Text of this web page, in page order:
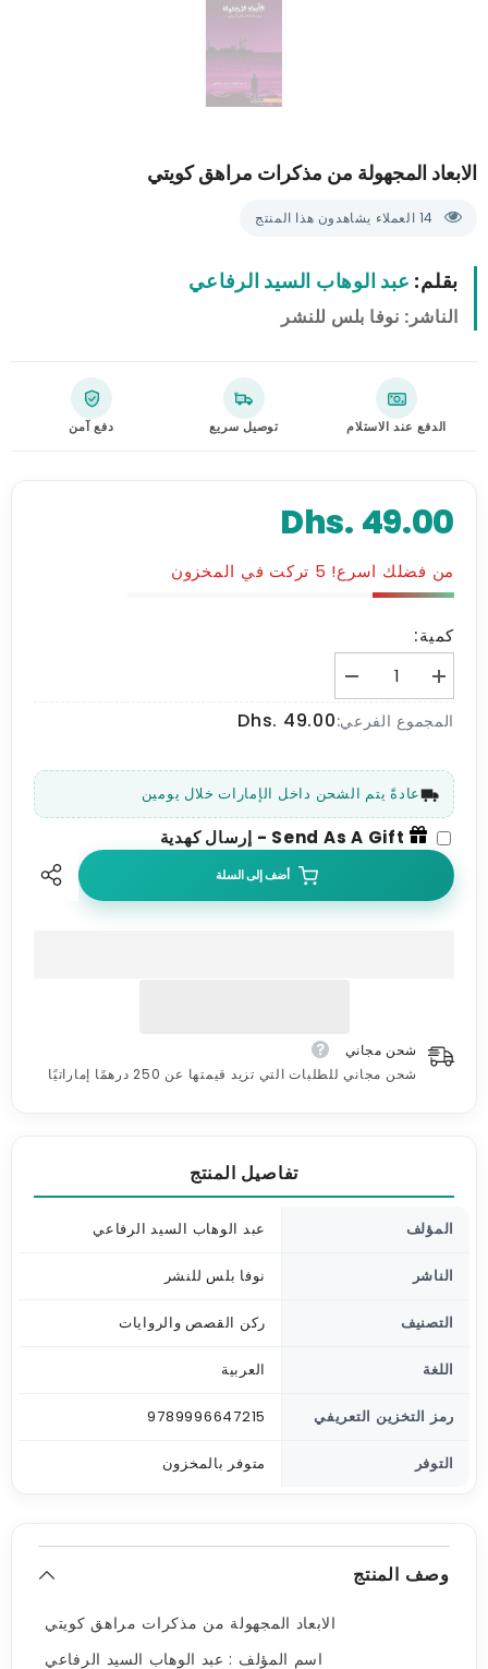
الابعاد المجهولة من مذكرات مراهق كويتي
14 العملاء يشاهدون هذا المنتج
بقلم عبد الوهاب السيد الرفاعي
الناشر نوفا بلس للنشر
الدفع عند الاستلام توصيل سريع دفع آمن
وصف المنتج
الابعاد المجهولة من مذكرات مراهق كويتي
اسم المؤلف : عبد الوهاب السيد الرفاعي
Dhs. 49.00
من فضلك اسرع! 5 تركت في المخزون
كمية:
الكمية
الابعاد
مراهق
كويتي
زيادة
الكمية
الابعاد
مراهق
كويتي
المجموع الفرعي:Dhs. 49.00
عادةً يتم الشحن داخل الإمارات خلال يومين
Send As A Gift
- إرسال كهدية
أضف إلى السلة
شحن مجاني
شحن مجاني للطلبات التي تزيد قيمتها عن 250 درهمًا إماراتيًا
تفاصيل المنتج
المؤلف عبد الوهاب السيد الرفاعي
الناشر نوفا بلس للنشر
التصنيف ركن القصص والروايات
اللغة العربية
رمز التخزين التعريفي 9789996647215
التوفر متوفر بالمخزون